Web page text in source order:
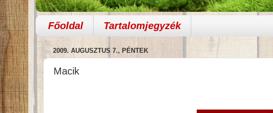
Főoldal Tartalomjegyzék
2009. AUGUSZTUS 7., PÉNTEK
Macik